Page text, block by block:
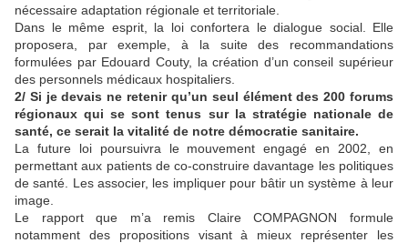
nécessaire adaptation régionale et territoriale.
Dans le même esprit, la loi confortera le dialogue social. Elle
proposera, par exemple, à la suite des recommandations
formulées par Edouard Couty, la création d’un conseil supérieur
des personnels médicaux hospitaliers.
2/ Si je devais ne retenir qu’un seul élément des 200 forums
régionaux qui se sont tenus sur la stratégie nationale de
santé, ce serait la vitalité de notre démocratie sanitaire.
La future loi poursuivra le mouvement engagé en 2002, en
permettant aux patients de co-construire davantage les politiques
de santé. Les associer, les impliquer pour bâtir un système à leur
image.
Le rapport que m’a remis Claire COMPAGNON formule
notamment des propositions visant à mieux représenter les